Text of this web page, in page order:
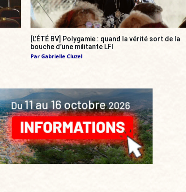
[L’ÉTÉ BV] Polygamie : quand la vérité sort de la
bouche d’une militante LFI
Par Gabrielle Cluzel